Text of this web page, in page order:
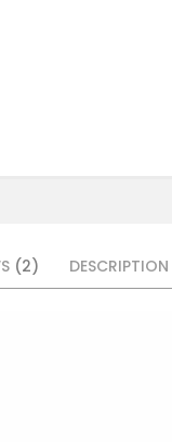
2 DESCRIPTION